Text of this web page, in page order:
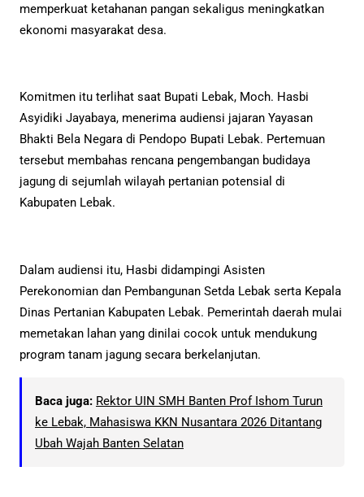
memperkuat ketahanan pangan sekaligus meningkatkan
ekonomi masyarakat desa.
Komitmen itu terlihat saat Bupati Lebak, Moch. Hasbi
Asyidiki Jayabaya, menerima audiensi jajaran Yayasan
Bhakti Bela Negara di Pendopo Bupati Lebak. Pertemuan
tersebut membahas rencana pengembangan budidaya
jagung di sejumlah wilayah pertanian potensial di
Kabupaten Lebak.
Dalam audiensi itu, Hasbi didampingi Asisten
Perekonomian dan Pembangunan Setda Lebak serta Kepala
Dinas Pertanian Kabupaten Lebak. Pemerintah daerah mulai
memetakan lahan yang dinilai cocok untuk mendukung
program tanam jagung secara berkelanjutan.
Baca juga: Rektor UIN SMH Banten Prof Ishom Turun
ke Lebak, Mahasiswa KKN Nusantara 2026 Ditantang
Ubah Wajah Banten Selatan